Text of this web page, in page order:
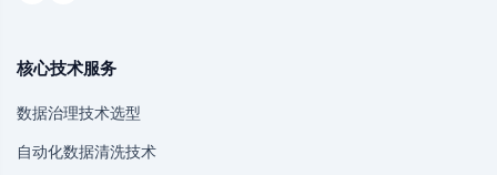
核心技术服务
数据治理技术选型
自动化数据清洗技术